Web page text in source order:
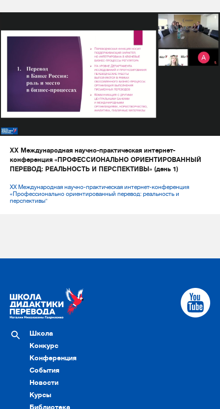
XX Международная научно-практическая интернет-
конференция «ПРОФЕССИОНАЛЬНО ОРИЕНТИРОВАННЫЙ
ПЕРЕВОД: РЕАЛЬНОСТЬ И ПЕРСПЕКТИВЫ» (день 1)
XX Международная научно-практическая интернет-конференция
«Профессионально ориентированный перевод: реальность и
перспективы"
Школа
Конкурс
Конференция
События
Новости
Курсы
Библиотека